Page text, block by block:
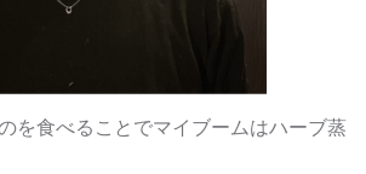
を食べることでマイブームはハーブ蒸